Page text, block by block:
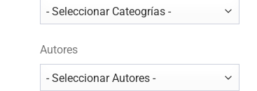
Autores